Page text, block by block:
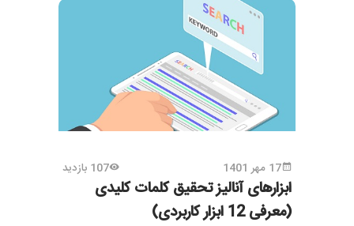
17 مهر 1401 107 بازدید
ابزارهای آنالیز تحقیق کلمات کلیدی
(معرفی 12 ابزار کاربردی)